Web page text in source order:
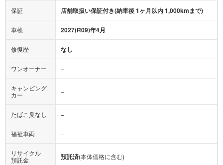
保証 店舗取扱い保証付き(納車後 1ヶ月以内 1,000kmまで)
車検 2027(R09)年4月
修復歴 なし
ワンオーナー −
キャンピング
カー
−
たばこ臭なし −
福祉車両 −
リサイクル
預託金
預託済(本体価格に含む)